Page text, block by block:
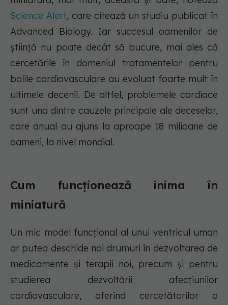
Science Alert, care citează un studiu publicat în
Advanced Biology. Iar succesul oamenilor de
știință nu poate decât să bucure, mai ales că
cercetările în domeniul tratamentelor pentru
bolile cardiovasculare au evoluat foarte mult în
ultimele decenii. De altfel, problemele cardiace
sunt una dintre cauzele principale ale deceselor,
care anual au ajuns la aproape 18 milioane de
oameni, la nivel mondial.
Cum funcționează inima în
miniatură
Un mic model funcțional al unui ventricul uman
ar putea deschide noi drumuri în dezvoltarea de
medicamente și terapii noi, precum și pentru
studierea dezvoltării afecțiunilor
cardiovasculare, oferind cercetătorilor o